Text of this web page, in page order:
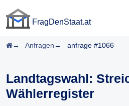
FragDenStaat.at
Startseite
Anfragen anfrage #1066
Landtagswahl:
Wählerregister